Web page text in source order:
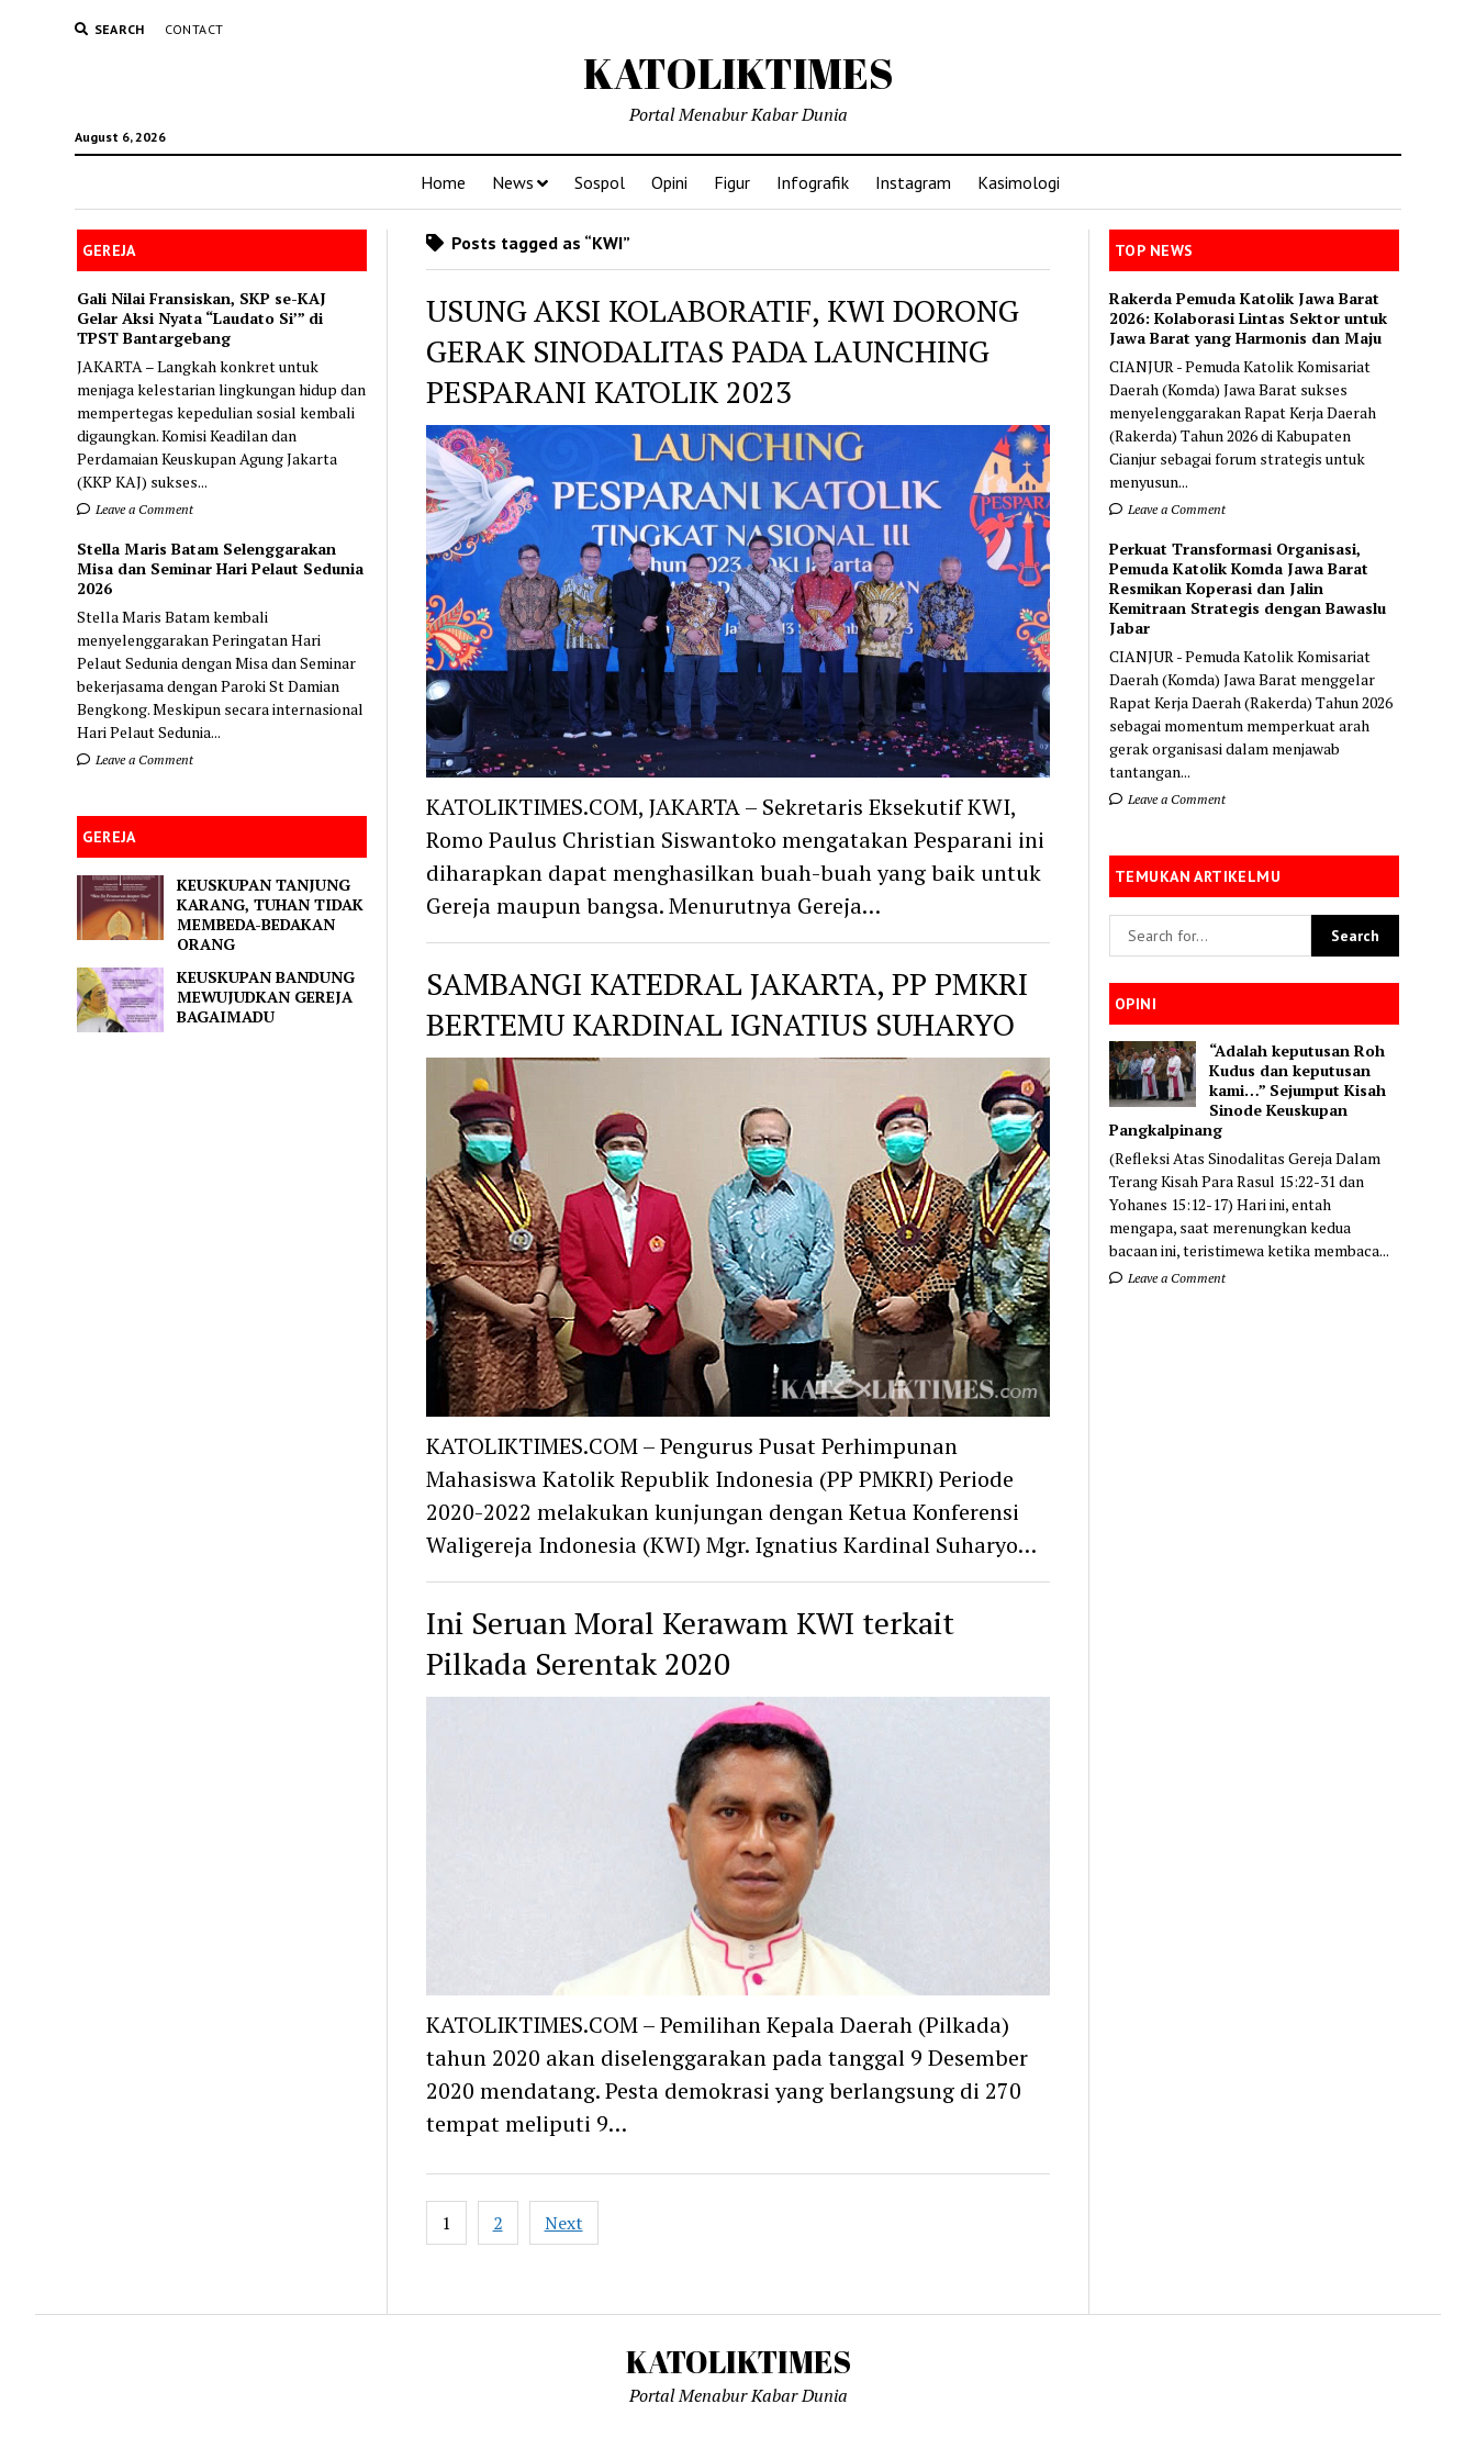
SEARCH CONTACT
KATOLIKTIMES
August 6, 2026
Portal Menabur Kabar Dunia
Home News Sospol Opini Figur Infografik Instagram Kasimologi
GEREJA
Gali Nilai Fransiskan, SKP se-KAJ
Gelar Aksi Nyata “Laudato Si’” di
TPST Bantargebang
JAKARTA – Langkah konkret untuk
menjaga kelestarian lingkungan hidup dan
mempertegas kepedulian sosial kembali
digaungkan. Komisi Keadilan dan
Perdamaian Keuskupan Agung Jakarta
(KKP KAJ) sukses...
Leave a Comment
Stella Maris Batam Selenggarakan
Misa dan Seminar Hari Pelaut Sedunia
2026
Stella Maris Batam kembali
menyelenggarakan Peringatan Hari
Pelaut Sedunia dengan Misa dan Seminar
bekerjasama dengan Paroki St Damian
Bengkong. Meskipun secara internasional
Hari Pelaut Sedunia...
Leave a Comment
GEREJA
KEUSKUPAN TANJUNG
KARANG, TUHAN TIDAK
MEMBEDA-BEDAKAN
ORANG
KEUSKUPAN BANDUNG
MEWUJUDKAN GEREJA
BAGAIMADU
Posts tagged as “KWI”
USUNG AKSI KOLABORATIF, KWI DORONG
GERAK SINODALITAS PADA LAUNCHING
PESPARANI KATOLIK 2023
KATOLIKTIMES.COM, JAKARTA – Sekretaris Eksekutif KWI,
Romo Paulus Christian Siswantoko mengatakan Pesparani ini
diharapkan dapat menghasilkan buah-buah yang baik untuk
Gereja maupun bangsa. Menurutnya Gereja…
SAMBANGI KATEDRAL JAKARTA, PP PMKRI
BERTEMU KARDINAL IGNATIUS SUHARYO
KATOLIKTIMES.COM – Pengurus Pusat Perhimpunan
Mahasiswa Katolik Republik Indonesia (PP PMKRI) Periode
2020-2022 melakukan kunjungan dengan Ketua Konferensi
Waligereja Indonesia (KWI) Mgr. Ignatius Kardinal Suharyo…
Ini Seruan Moral Kerawam KWI terkait
Pilkada Serentak 2020
KATOLIKTIMES.COM – Pemilihan Kepala Daerah (Pilkada)
tahun 2020 akan diselenggarakan pada tanggal 9 Desember
2020 mendatang. Pesta demokrasi yang berlangsung di 270
tempat meliputi 9…
Posts
navigation
1 2 Next
TOP NEWS
Rakerda Pemuda Katolik Jawa Barat
2026: Kolaborasi Lintas Sektor untuk
Jawa Barat yang Harmonis dan Maju
CIANJUR - Pemuda Katolik Komisariat
Daerah (Komda) Jawa Barat sukses
menyelenggarakan Rapat Kerja Daerah
(Rakerda) Tahun 2026 di Kabupaten
Cianjur sebagai forum strategis untuk
menyusun...
Leave a Comment
Perkuat Transformasi Organisasi,
Pemuda Katolik Komda Jawa Barat
Resmikan Koperasi dan Jalin
Kemitraan Strategis dengan Bawaslu
Jabar
CIANJUR - Pemuda Katolik Komisariat
Daerah (Komda) Jawa Barat menggelar
Rapat Kerja Daerah (Rakerda) Tahun 2026
sebagai momentum memperkuat arah
gerak organisasi dalam menjawab
tantangan...
Leave a Comment
TEMUKAN ARTIKELMU
OPINI
“Adalah keputusan Roh
Kudus dan keputusan
kami…” Sejumput Kisah
Sinode Keuskupan
Pangkalpinang
(Refleksi Atas Sinodalitas Gereja Dalam
Terang Kisah Para Rasul 15:22-31 dan
Yohanes 15:12-17) Hari ini, entah
mengapa, saat merenungkan kedua
bacaan ini, teristimewa ketika membaca...
Leave a Comment
KATOLIKTIMES
Portal Menabur Kabar Dunia